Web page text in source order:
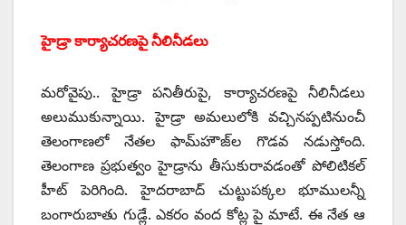
హైడ్రా కార్యాచరణపై నీలినీడలు
మరోవైపు.. హైడ్రా పనితీరుపై, కార్యాచరణపై నీలినీడలు
అలుముకున్నాయి. హైడ్రా అమలులోకి వచ్చినప్పటినుంచీ
తెలంగాణలో నేతల ఫామ్‌హౌజ్‌ల గొడవ నడుస్తోంది.
తెలంగాణ ప్రభుత్వం హైడ్రాను తీసుకురావడంతో పోలిటికల్‌
‌హీట్‌ ‌పెరిగింది. హైదరాబాద్‌ ‌చుట్టుపక్కల భూములన్నీ
బంగారుబాతు గుడ్లే. ఎకరం వంద కోట్ల పై మాటే. ఈ నేత ఆ